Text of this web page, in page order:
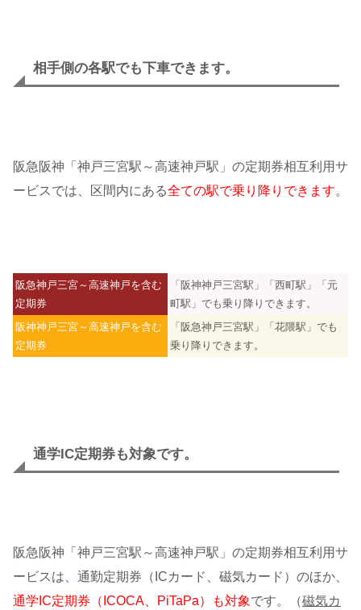
相手側の各駅でも下車できます。
阪急阪神「神戸三宮駅～高速神戸駅」の定期券相互利用サ
ービスでは、区間内にある全ての駅で乗り降りできます。
阪急神戸三宮～高速神戸を含む
定期券
「阪神神戸三宮駅」「西町駅」「元
町駅」でも乗り降りできます。
阪神神戸三宮～高速神戸を含む
定期券
「阪急神戸三宮駅」「花隈駅」でも
乗り降りできます。
通学IC定期券も対象です。
阪急阪神「神戸三宮駅～高速神戸駅」の定期券相互利用サ
ービスは、通勤定期券（ICカード、磁気カード）のほか、
通学IC定期券（ICOCA、PiTaPa）も対象です。（磁気カ